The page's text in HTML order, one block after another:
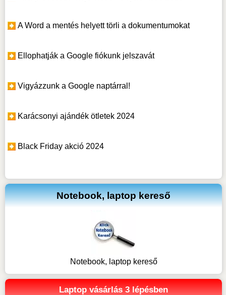
A Word a mentés helyett törli a dokumentumokat
Ellophatják a Google fiókunk jelszavát
Vigyázzunk a Google naptárral!
Karácsonyi ajándék ötletek 2024
Black Friday akció 2024
Notebook, laptop kereső
Notebook, laptop kereső
Laptop vásárlás 3 lépésben